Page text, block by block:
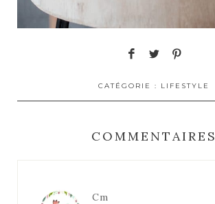
CATÉGORIE : LIFESTYLE
COMMENTAIRES
Cm